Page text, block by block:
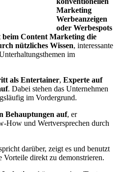
Marketing
Werbeanzeigen
oder Werbespots
beim Content Marketing die
nützliches Wissen, interessante
im
als Entertainer, Experte auf
. Dabei stehen das Unternehmen
im Vordergrund.
Behauptungen auf, er
How und Wertversprechen durch
darüber, zeigt es und benutzt
Vorteile direkt zu demonstrieren.